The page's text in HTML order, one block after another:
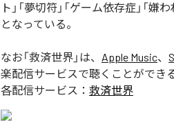
ト」「夢切符」「ゲーム依存症」「
となっている。
なお「救済世界 」は、 Apple Music、
楽配信サービスで聴くことができる
各配信サービス： 救済世界